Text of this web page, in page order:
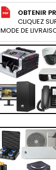
OBTENIR
CLIQUEZ
MODE DE